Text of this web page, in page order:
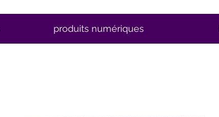
produits numériques